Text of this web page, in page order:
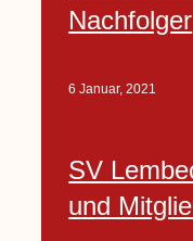
Nachfolger
6 Januar, 2021
SV
und